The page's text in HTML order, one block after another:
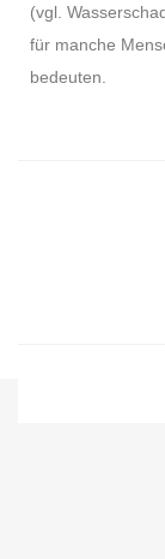
(vgl.
für manche
bedeuten.